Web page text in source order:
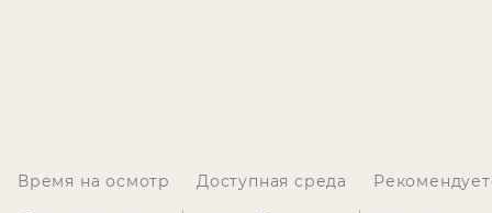
Время на осмотр Доступная среда